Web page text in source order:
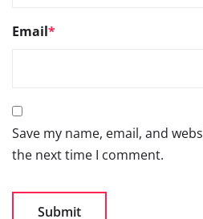
Email*
Save my name, email, and
the next time I comment.